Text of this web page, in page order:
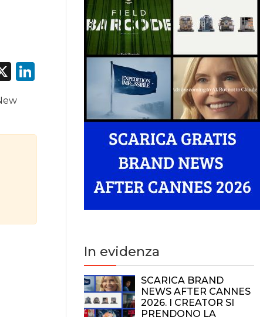
X LinkedIn
In evidenza
SCARICA BRAND
NEWS AFTER CANNES
2026. I CREATOR SI
PRENDONO LA